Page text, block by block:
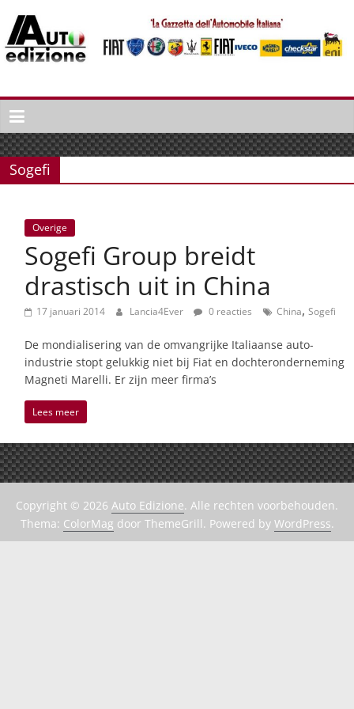
naar
inhoud
Auto
Edizione
La
Gazetta
dell'Automobile
Italiaans
autonieuws
lifestyle
Sogefi
Overige
Sogefi Group breidt
drastisch uit in China
17 januari 2014 Lancia4Ever 0 reacties China, Sogefi
De mondialisering van de omvangrijke Italiaanse auto-
industrie stopt gelukkig niet bij Fiat en dochteronderneming
Magneti Marelli. Er zijn meer firma’s
Lees meer
Copyright © 2026 Auto Edizione. Alle rechten voorbehouden.
Thema: ColorMag door ThemeGrill. Powered by WordPress.